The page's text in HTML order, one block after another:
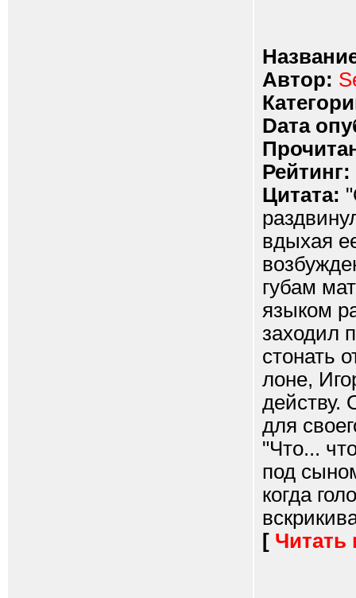
Автор:
Dата
Рейтинг:
Цитата:
вдыхая
губам
языком
заходил
стонать
лоне,
действу.
для
"Что...
под
когда
[ Читать